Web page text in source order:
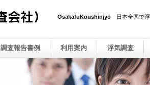
OsakafuKoushinjyo 日本全国で浮
調査報告書例 利用案内 浮気調査